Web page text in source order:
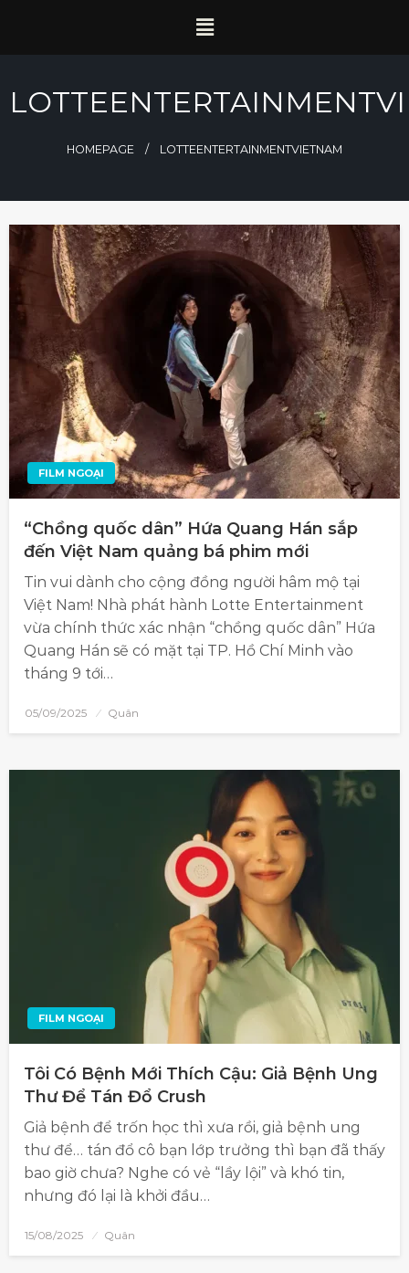
HOMEPAGE LOTTEENTERTAINMENTVIETNAM
FILM NGOẠI
“Chồng quốc dân” Hứa Quang Hán sắp
đến Việt Nam quảng bá phim mới
Tin vui dành cho cộng đồng người hâm mộ tại
Việt Nam! Nhà phát hành Lotte Entertainment
vừa chính thức xác nhận “chồng quốc dân” Hứa
Quang Hán sẽ có mặt tại TP. Hồ Chí Minh vào
tháng 9 tới…
05/09/2025 Quân
FILM NGOẠI
Tôi Có Bệnh Mới Thích Cậu: Giả Bệnh Ung
Thư Để Tán Đổ Crush
Giả bệnh để trốn học thì xưa rồi, giả bệnh ung
thư để… tán đổ cô bạn lớp trưởng thì bạn đã thấy
bao giờ chưa? Nghe có vẻ “lầy lội” và khó tin,
nhưng đó lại là khởi đầu…
15/08/2025 Quân